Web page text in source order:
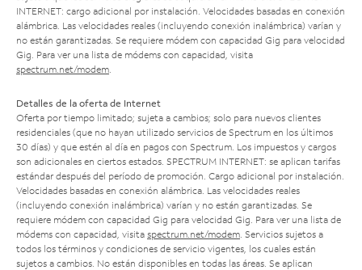
INTERNET: cargo adicional por instalación. Velocidades basadas en conexión
alámbrica. Las velocidades reales (incluyendo conexión inalámbrica) varían y
no están garantizadas. Se requiere módem con capacidad Gig para velocidad
Gig. Para ver una lista de módems con capacidad, visita
spectrum.net/modem
Detalles de la oferta de Internet
Oferta por tiempo limitado; sujeta a cambios; solo para nuevos clientes
residenciales (que no hayan utilizado servicios de Spectrum en los últimos
30 días) y que estén al día en pagos con Spectrum. Los impuestos y cargos
son adicionales en ciertos estados. SPECTRUM INTERNET: se aplican tarifas
estándar después del período de promoción. Cargo adicional por instalación.
Velocidades basadas en conexión alámbrica. Las velocidades reales
(incluyendo conexión inalámbrica) varían y no están garantizadas. Se
requiere módem con capacidad Gig para velocidad Gig. Para ver una lista de
módems con capacidad, visita spectrum.net/modem . Servicios sujetos a
todos los términos y condiciones de servicio vigentes, los cuales están
sujetos a cambios. No están disponibles en todas las áreas. Se aplican